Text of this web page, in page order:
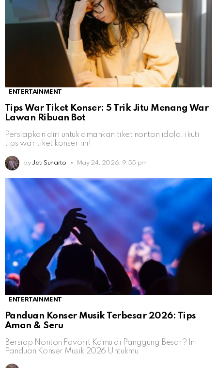
ENTERTAINMENT
Tips War Tiket Konser: 5 Trik Jitu Menang War
Lawan Ribuan Bot
Persiapkan diri untuk amankan tiket nonton idola, ikuti
tips war tiket konser ini!
by Jati Sunarto May 24, 2026, 9:55 pm
ENTERTAINMENT
Panduan Konser Musik Terbesar 2026: Tips
Aman & Seru
Bersiap Nonton Favorit Kamu di Panggung Besar? Ini
Panduan Konser Musik 2026 Untukmu